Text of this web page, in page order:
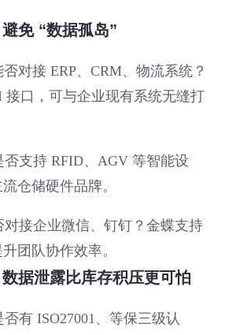
免 “数据孤岛”
否对接 ERP、CRM、物流系统？
接口，可与企业现有系统无缝打
否支持 RFID、AGV 等智能设
仓储硬件品牌。
对接企业微信、钉钉？金蝶支持
团队协作效率。
据泄露比库存积压更可怕
否有 ISO27001、等保三级认